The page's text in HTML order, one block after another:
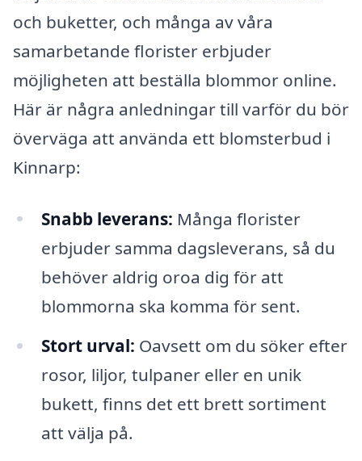
och buketter, och många av våra
samarbetande florister erbjuder
möjligheten att beställa blommor online.
Här är några anledningar till varför du bör
överväga att använda ett blomsterbud i
Kinnarp:
Snabb leverans: Många florister
erbjuder samma dagsleverans, så du
behöver aldrig oroa dig för att
blommorna ska komma för sent.
Stort urval: Oavsett om du söker efter
rosor, liljor, tulpaner eller en unik
bukett, finns det ett brett sortiment
att välja på.